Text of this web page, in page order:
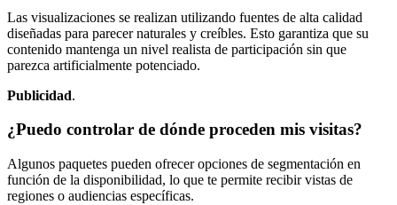
Las visualizaciones se realizan utilizando fuentes de alta calidad
diseñadas para parecer naturales y creíbles. Esto garantiza que su
contenido mantenga un nivel realista de participación sin que
parezca artificialmente potenciado.
Publicidad.
¿Puedo controlar de dónde proceden mis visitas?
Algunos paquetes pueden ofrecer opciones de segmentación en
función de la disponibilidad, lo que te permite recibir vistas de
regiones o audiencias específicas.